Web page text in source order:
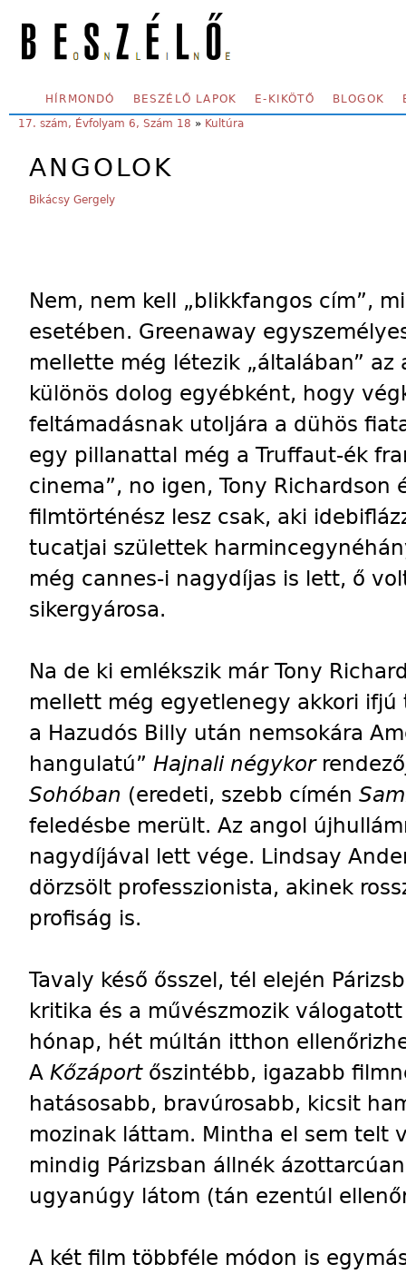
SECONDARY MENU
HÍRMONDÓ BESZÉLŐ LAPOK E-KIKÖTŐ BLOGOK
YOU ARE HERE:
17. szám, Évfolyam 6, Szám 18 » Kultúra
ANGOLOK
Bikácsy Gergely
Nem, nem kell „blikkfangos cím”,
esetében. Greenaway
mellette még létezik „általában”
különös dolog egyébként, hogy
feltámadásnak utoljára a dühös
egy pillanattal még a Truffaut-ék
cinema”, no igen, Tony Richardson
filmtörténész lesz csak, aki
tucatjai születtek
még cannes-i nagydíjas is lett, ő
sikergyárosa.
Na de ki emlékszik már Tony
mellett még egyetlenegy akkori ifjú
a Hazudós Billy után nemsokára
hangulatú” Hajnali négykor
Sohóban (eredeti, szebb címén
feledésbe merült. Az angol
nagydíjával lett vége. Lindsay
dörzsölt professzionista, akinek
profiság is.
Tavaly késő ősszel, tél elején
kritika és a művészmozik
hónap, hét múltán itthon
A Kőzáport őszintébb, igazabb
hatásosabb, bravúrosabb, kicsit
mozinak láttam. Mintha el sem telt
mindig Párizsban állnék
ugyanúgy látom (tán ezentúl
A két film többféle módon is